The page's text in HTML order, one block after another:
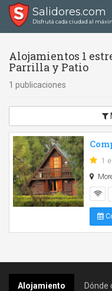
Salidores.com
Disfrutá cada ciudad al
Alojamientos 1
Parrilla y Patio
1 publicaciones
1
Alojamiento Dónde